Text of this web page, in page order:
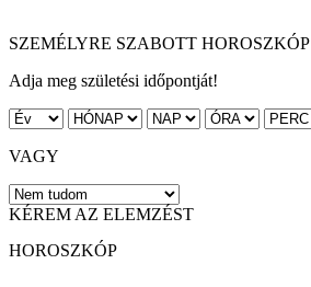
SZEMÉLYRE SZABOTT HOROSZKÓP
Adja meg születési időpontját!
VAGY
KÉREM AZ ELEMZÉST
HOROSZKÓP